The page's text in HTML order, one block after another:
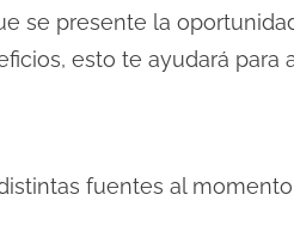
se presente la
esto te ayudará para
fuentes al momento